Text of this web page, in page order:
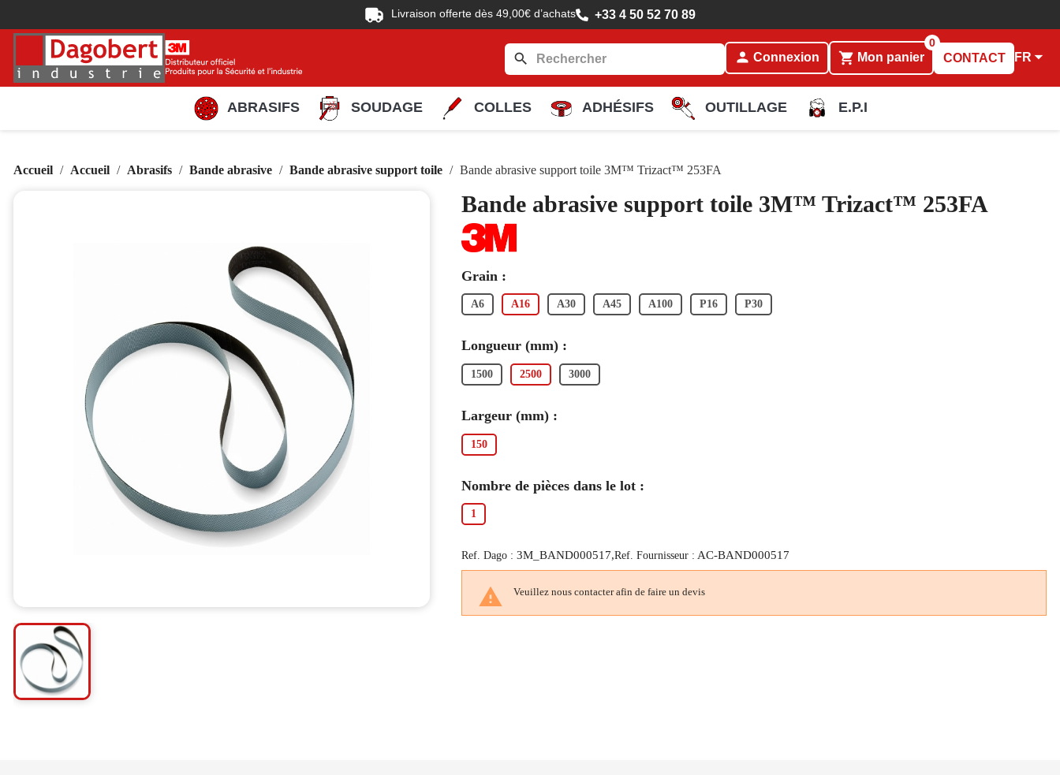
Livraison offerte dès 49,00€ d’achats +33 4 50 52 70 89
search person Connexion shopping_cart Mon panier
0
CONTACT FR
ABRASIFS SOUDAGE COLLES ADHÉSIFS OUTILLAGE E.P.I
Accueil Accueil Abrasifs Bande abrasive Bande abrasive support toile Bande abrasive support toile 3M™ Trizact™ 253FA
Bande abrasive support toile 3M™ Trizact™ 253FA
Grain :
A6 A16 A30 A45 A100 P16 P30
Longueur (mm) :
1500 2500 3000
Largeur (mm) :
150
Nombre de pièces dans le lot :
1
Ref. Dago : 3M_BAND000517,Ref. Fournisseur : AC-BAND000517
 Veuillez nous contacter afin de faire un devis